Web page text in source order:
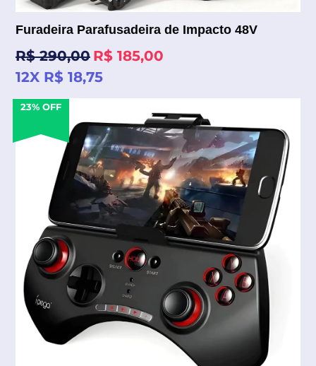
Furadeira Parafusadeira de Impacto 48V
Preço
normal
R$ 290,00 R$ 185,00
12X R$ 18,75
23% OFF